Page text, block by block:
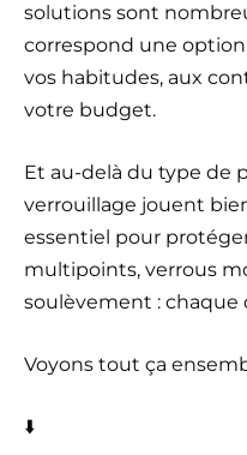
solutions sont
correspond une
vos habitudes, aux
votre budget.
Et au-delà du type de
verrouillage jouent
essentiel pour
multipoints, verrous
soulèvement : chaque
Voyons tout ça
⬇️